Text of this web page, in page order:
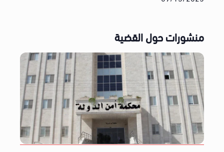
منشورات حول القضية